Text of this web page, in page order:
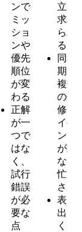
ンで
ミッ
ショ
ンや
優先
順位
が変
わる
正解
が一
つで
はな
く、
試行
錯誤
が必
要な
点
立が
求め
られ
る
同時
期に
複数
の研
修・
イベ
ント
が重
なる
忙し
さ
表に
出に
くい